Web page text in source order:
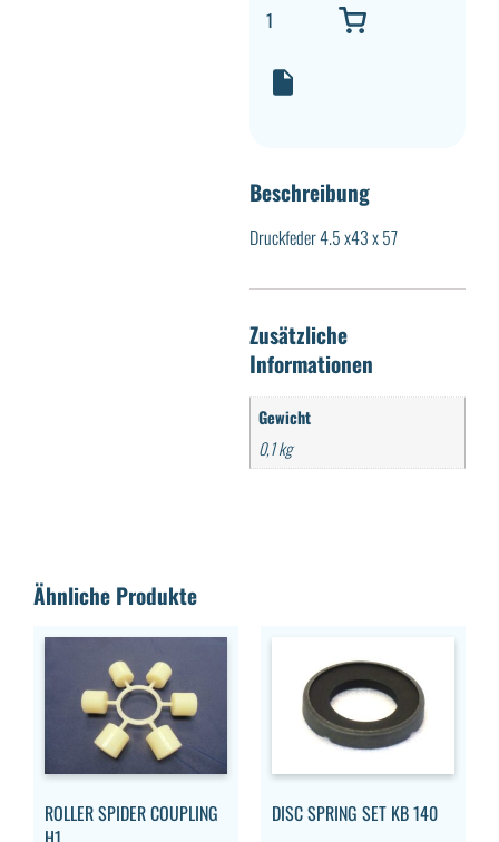
Beschreibung
Druckfeder 4.5 x43 x 57
Zusätzliche
Informationen
Gewicht
0,1 kg
Ähnliche Produkte
ROLLER SPIDER COUPLING
DISC SPRING SET KB 140